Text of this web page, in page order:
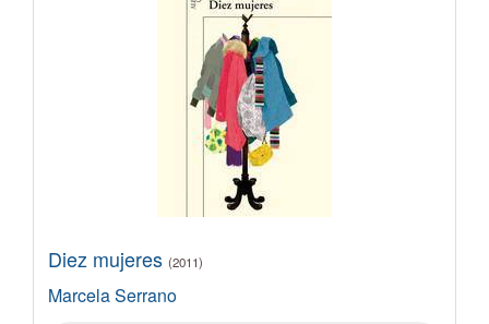
Diez mujeres (2011)
Marcela Serrano